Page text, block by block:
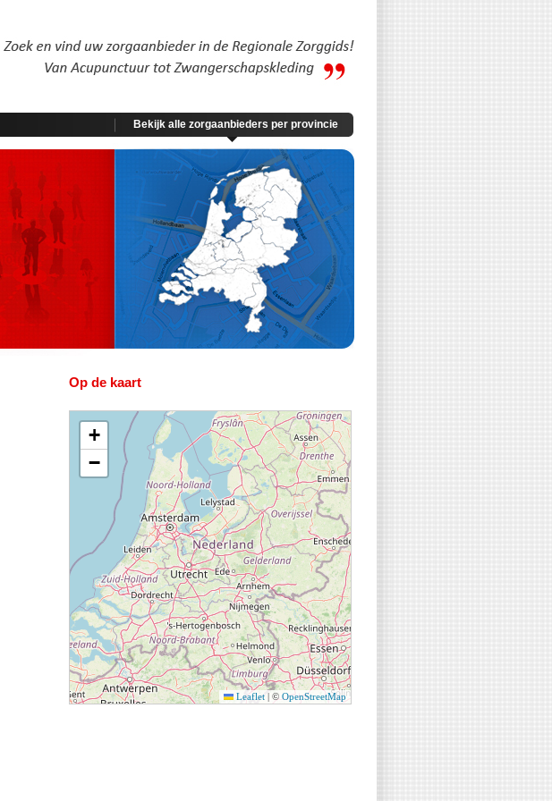
Bekijk alle zorgaanbieders per provincie
Op de kaart
+
−
Leaflet | © OpenStreetMap